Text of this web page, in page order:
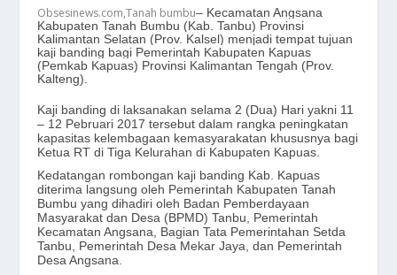
Obsesinews.com,Tanah bumbu– Kecamatan Angsana
Kabupaten Tanah Bumbu (Kab. Tanbu) Provinsi
Kalimantan Selatan (Prov. Kalsel) menjadi tempat tujuan
kaji banding bagi Pemerintah Kabupaten Kapuas
(Pemkab Kapuas) Provinsi Kalimantan Tengah (Prov.
Kalteng).
Kaji banding di laksanakan selama 2 (Dua) Hari yakni 11
– 12 Pebruari 2017 tersebut dalam rangka peningkatan
kapasitas kelembagaan kemasyarakatan khususnya bagi
Ketua RT di Tiga Kelurahan di Kabupaten Kapuas.
Kedatangan rombongan kaji banding Kab. Kapuas
diterima langsung oleh Pemerintah Kabupaten Tanah
Bumbu yang dihadiri oleh Badan Pemberdayaan
Masyarakat dan Desa (BPMD) Tanbu, Pemerintah
Kecamatan Angsana, Bagian Tata Pemerintahan Setda
Tanbu, Pemerintah Desa Mekar Jaya, dan Pemerintah
Desa Angsana.